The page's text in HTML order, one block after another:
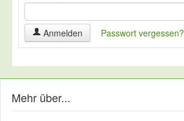
Anmelden Passwort vergessen?
Mehr über...